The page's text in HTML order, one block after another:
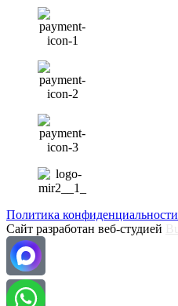
Политика конфиденциальности
Сайт разработан веб-студией